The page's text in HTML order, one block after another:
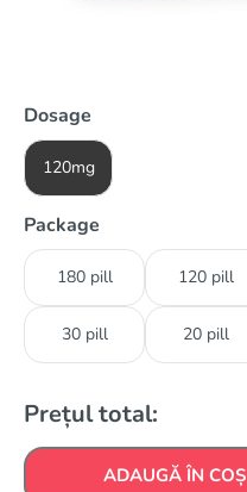
Dosage
120mg
Package
180 pill 120 pill
30 pill 20 pill
Prețul total:
ADAUGĂ ÎN COȘ